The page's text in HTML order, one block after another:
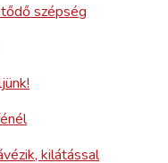
szépség
kilátással